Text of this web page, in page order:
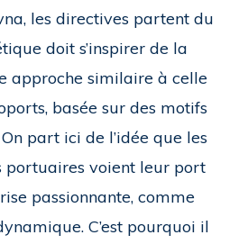
les directives partent du
doit s’inspirer de la
approche similaire à celle
basée sur des motifs
part ici de l’idée que les
portuaires voient leur port
passionnante, comme
C’est pourquoi il